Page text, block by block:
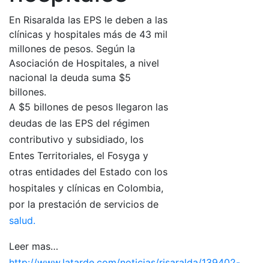
En Risaralda las EPS le deben a las
clínicas y hospitales más de 43 mil
millones de pesos. Según la
Asociación de Hospitales, a nivel
nacional la deuda suma $5
billones.
A $5 billones de pesos llegaron las
deudas de las EPS del régimen
contributivo y subsidiado, los
Entes Territoriales, el Fosyga y
otras entidades del Estado con los
hospitales y clínicas en Colombia,
por la prestación de servicios de
salud.
Leer mas…